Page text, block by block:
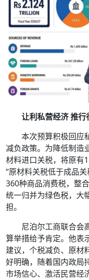
让利私营经济 推
本次预算积极回应
减负政策。为降低制造
材料进口关税，将原有
“原材料关税低于成品
360种商品消费税，整
统一归并为绿色税，大
担。
尼泊尔工商联合会
算举措给予肯定。他表
建议，个税减负、原材
好明确，随着国内政局
市场信心、激活民营经